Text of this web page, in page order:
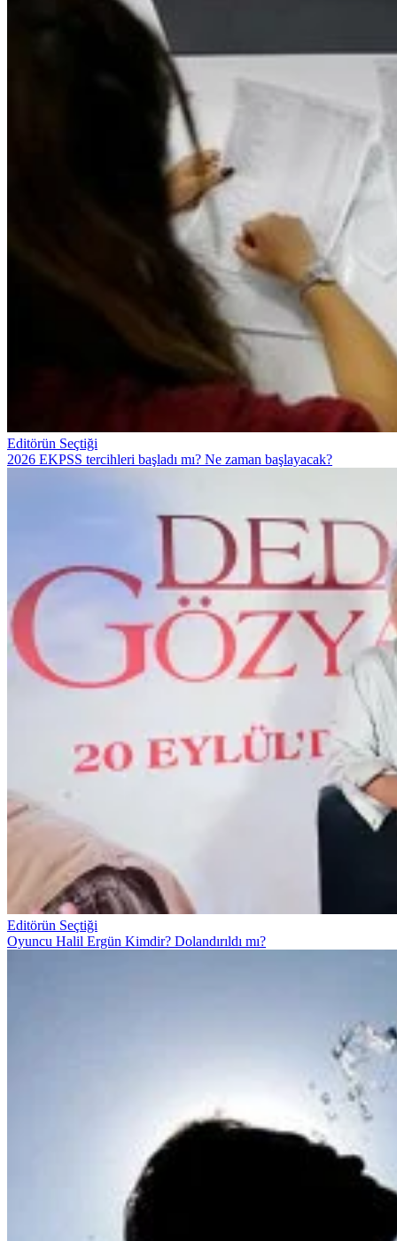
Editörün Seçtiği
2026 EKPSS tercihleri başladı mı? Ne zaman başlayacak?
Editörün Seçtiği
Oyuncu Halil Ergün Kimdir? Dolandırıldı mı?